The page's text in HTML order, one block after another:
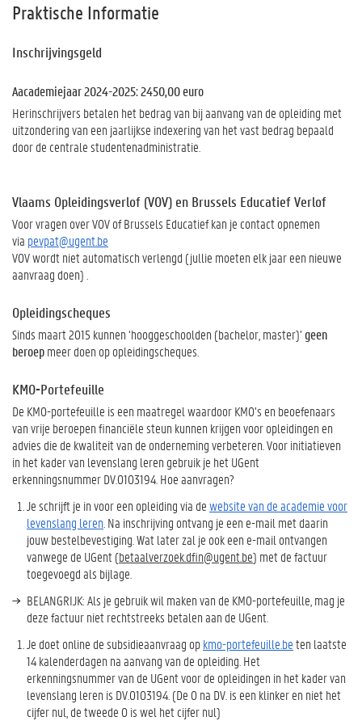
Praktische Informatie
Inschrijvingsgeld
Aacademiejaar 2024-2025: 2450,00 euro
Herinschrijvers betalen het bedrag van bij aanvang van de opleiding met
uitzondering van een jaarlijkse indexering van het vast bedrag bepaald
door de centrale studentenadministratie.
Vlaams Opleidingsverlof (VOV) en Brussels Educatief Verlof
Voor vragen over VOV of Brussels Educatief kan je contact opnemen
via pevpat@ugent.be
VOV wordt niet automatisch verlengd (jullie moeten elk jaar een nieuwe
aanvraag doen) .
Opleidingscheques
Sinds maart 2015 kunnen ‘hooggeschoolden (bachelor, master)’geen
beroepmeer doen op opleidingscheques.
KMO-Portefeuille
De KMO-portefeuille is een maatregel waardoor KMO’s en beoefenaars
van vrije beroepen financiële steun kunnen krijgen voor opleidingen en
advies die de kwaliteit van de onderneming verbeteren. Voor initiatieven
in het kader van levenslang leren gebruik je het UGent
erkenningsnummer DV.O103194. Hoe aanvragen?
Je schrijft je in voor een opleiding via dewebsite van de academie voor
levenslang leren . Na inschrijving ontvang je een e-mail met daarin
jouw bestelbevestiging. Wat later zal je ook een e-mail ontvangen
vanwege de UGent (betaalverzoek.dfin@ugent.be) met de factuur
toegevoegd als bijlage.
BELANGRIJK: Als je gebruik wil maken van de KMO-portefeuille, mag je
deze factuur niet rechtstreeks betalen aan de UGent.
Je doet online de subsidieaanvraag opkmo-portefeuille.beten laatste
14 kalenderdagen na aanvang van de opleiding. Het
erkenningsnummer van de UGent voor de opleidingen in het kader van
levenslang leren is DV.O103194. (De O na DV. is een klinker en niet het
cijfer nul, de tweede 0 is wel het cijfer nul)